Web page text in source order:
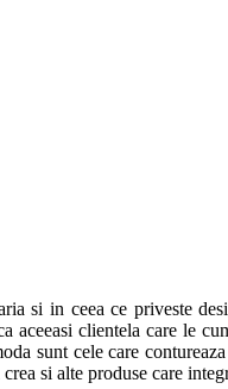
si in ceea ce priveste
clientela care le
sunt cele care
si alte produse care